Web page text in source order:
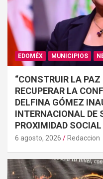
EDOMÉX MUNICIPIOS
“CONSTRUIR LA
RECUPERAR LA
DELFINA GÓMEZ
INTERNACIONAL DE
PROXIMIDAD SOCIAL
6 agosto, 2026 Redaccion